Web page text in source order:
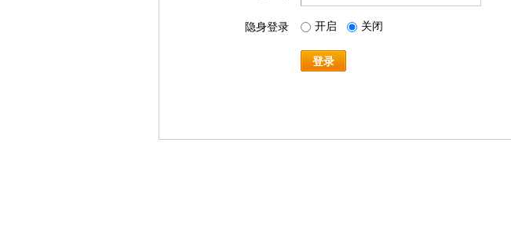
隐身登录 开启 关闭
登录